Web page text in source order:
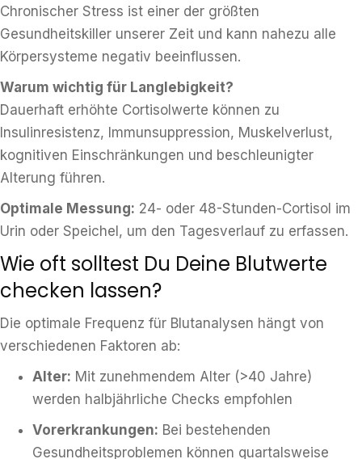
Chronischer Stress ist einer der größten
Gesundheitskiller unserer Zeit und kann nahezu alle
Körpersysteme negativ beeinflussen.
Warum wichtig für Langlebigkeit?
Dauerhaft erhöhte Cortisolwerte können zu
Insulinresistenz, Immunsuppression, Muskelverlust,
kognitiven Einschränkungen und beschleunigter
Alterung führen.
Optimale Messung: 24- oder 48-Stunden-Cortisol im
Urin oder Speichel, um den Tagesverlauf zu erfassen.
Wie oft solltest Du Deine Blutwerte
checken lassen?
Die optimale Frequenz für Blutanalysen hängt von
verschiedenen Faktoren ab:
Alter: Mit zunehmendem Alter (>40 Jahre)
werden halbjährliche Checks empfohlen
Vorerkrankungen: Bei bestehenden
Gesundheitsproblemen können quartalsweise